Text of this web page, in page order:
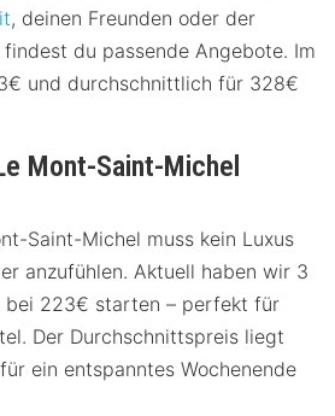
, deinen Freunden oder der
du passende Angebote. Im
und durchschnittlich für 328€
Mont-Saint-Michel
Saint-Michel muss kein Luxus
anzufühlen. Aktuell haben wir 3
bei 223€ starten – perfekt für
Der Durchschnittspreis liegt
ein entspanntes Wochenende